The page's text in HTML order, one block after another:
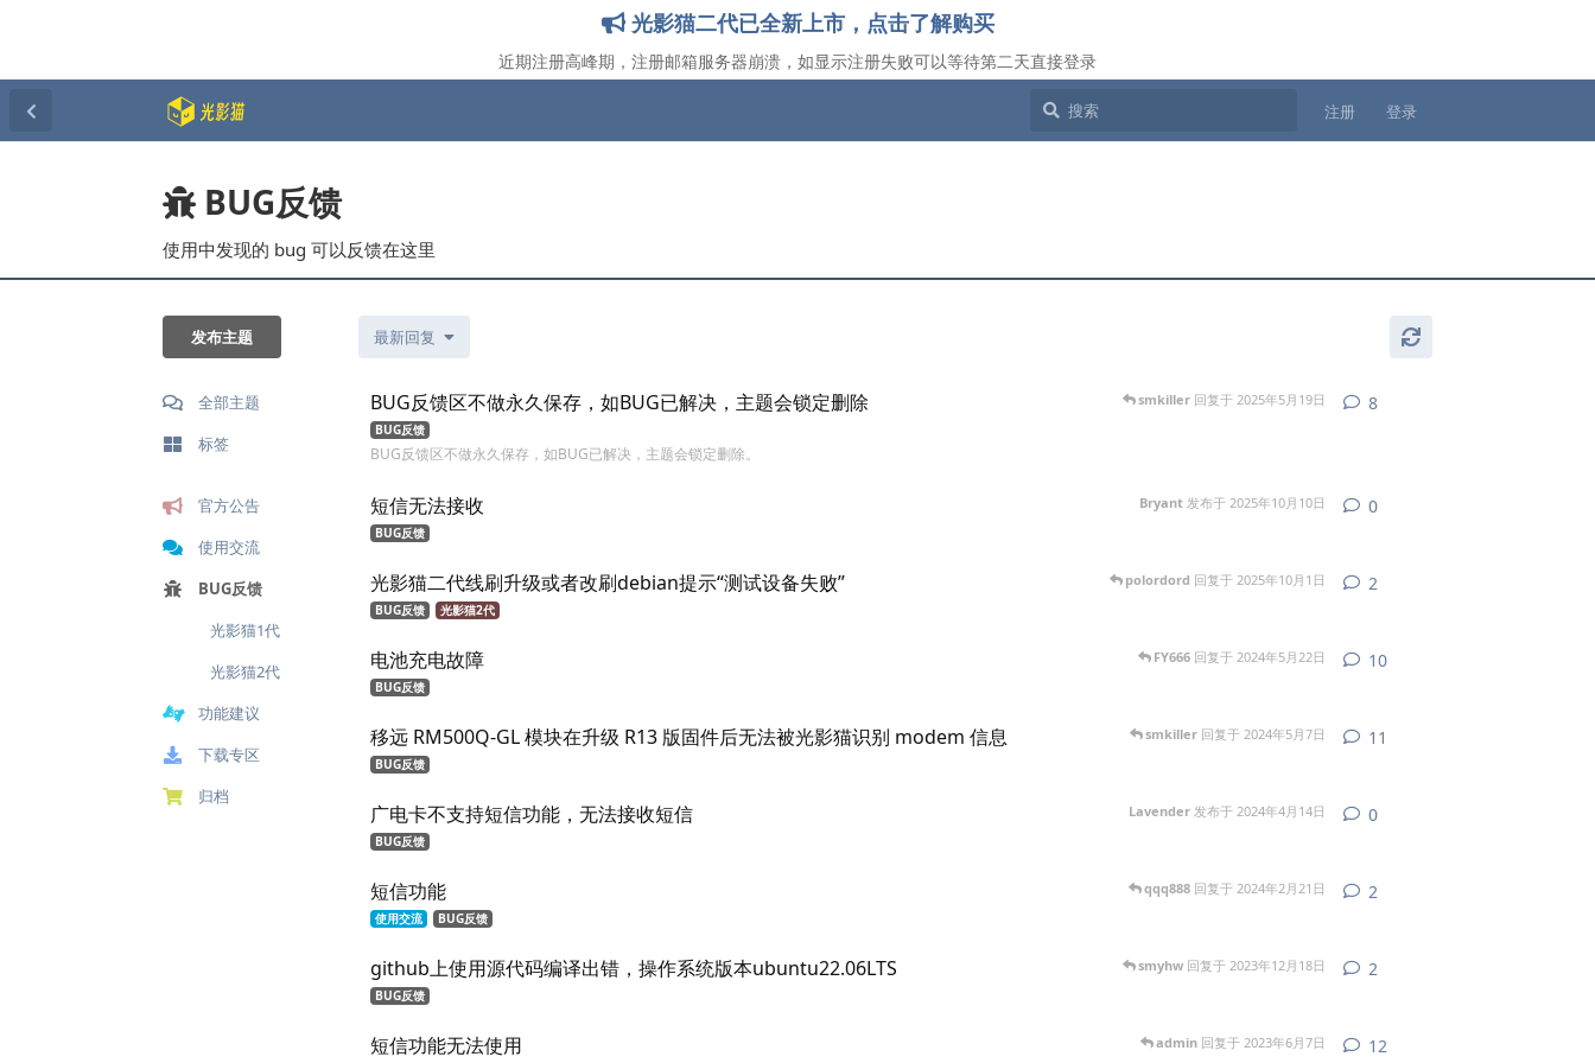
光影猫二代已全新上市，点击了解购买
近期注册高峰期，注册邮箱服务器崩溃，如显示注册失败可以等待第二天直接登录
注册 登录
BUG反馈
使用中发现的 bug 可以反馈在这里
发布主题
全部主题
标签
官方公告
使用交流
BUG反馈
光影猫1代
光影猫2代
功能建议
下载专区
归档
最新回复
BUG反馈区不做永久保存，如BUG已解决，主题会锁定删除
BUG反馈
smkiller 回复于 2025年5月19日
BUG反馈区不做永久保存，如BUG已解决，主题会锁定删除。
8
短信无法接收
BUG反馈
Bryant 发布于 2025年10月10日 0
光影猫二代线刷升级或者改刷debian提示“测试设备失败”
BUG反馈 光影猫2代
polordord 回复于 2025年10月1日 2
电池充电故障
BUG反馈
FY666 回复于 2024年5月22日 10
移远 RM500Q-GL 模块在升级 R13 版固件后无法被光影猫识别 modem 信息
BUG反馈
smkiller 回复于 2024年5月7日 11
广电卡不支持短信功能，无法接收短信
BUG反馈
Lavender 发布于 2024年4月14日 0
短信功能
使用交流 BUG反馈
qqq888 回复于 2024年2月21日 2
github上使用源代码编译出错，操作系统版本ubuntu22.06LTS
BUG反馈
smyhw 回复于 2023年12月18日 2
短信功能无法使用 admin 回复于 2023年6月7日 12